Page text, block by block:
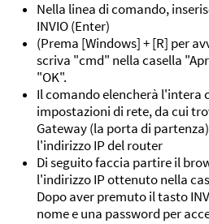
Nella linea di comando,
INVIO (Enter)
(Prema [Windows] + [R] per
scriva "cmd" nella casella
"OK".
Il comando elencherà l'intera
impostazioni di rete, da cui
Gateway (la porta di
l'indirizzo IP del router
Di seguito faccia partire il
l'indirizzo IP ottenuto nella
Dopo aver premuto il tasto
nome e una password per